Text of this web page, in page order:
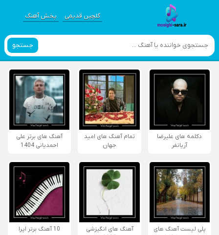
گلچین قدیمی پخش آهنگ
جستجو
دکلمه های علیرضا
آریانفر
تمام آهنگ های امید
جهان
آهنگ های برتر علی
احمدیانی 1404
پلی لیست آهنگ های
آهنگ های انگیزشی
10 آهنگ برتر اپرا